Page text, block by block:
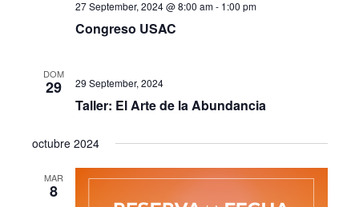
27 September, 2024 @ 8:00 am- 1:00 pm
Congreso USAC
DOM
29 29 September, 2024
Taller: El Arte de la Abundancia
octubre 2024
MAR
8